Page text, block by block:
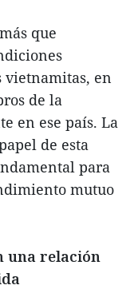
que
vietnamitas, en
de la
en ese país. La
de esta
para
mutuo
una relación